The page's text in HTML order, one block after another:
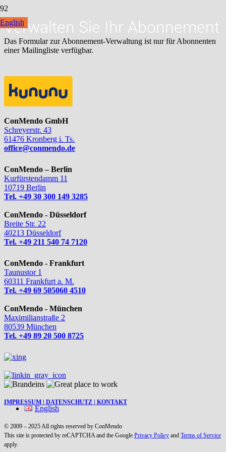
English
Verwalten Sie Ihr Abonnement
Das Formular zur Abonnement-Verwaltung ist nur für Abonnenten
einer Mailingliste verfügbar.
ConMendo GmbH
Schreyerstr. 43
61476 Kronberg i. Ts.
office@conmendo.de
ConMendo – Berlin
Kurfürstendamm 11
10719 Berlin
Tel. +49 30 300 149 3285
ConMendo - Düsseldorf
Breite Str. 22
40213 Düsseldorf
Tel. +49 211 540 74 7120
ConMendo - Frankfurt
Taunustor 1
60311 Frankfurt a. M.
Tel. +49 69 505060 4510
ConMendo - München
Maximilianstraße 2
80539 München
Tel. +49 89 20 500 8725
IMPRESSUM | DATENSCHUTZ | KONTAKT
English
© 2009 – 2025 All rights reserved by ConMendo
This site is protected by reCAPTCHA and the Google Privacy Policy and Terms of Service
apply.